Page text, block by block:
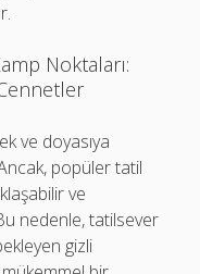
Noktaları:
ve doyasıya
popüler tatil
ve
nedenle, tatilsever
gizli